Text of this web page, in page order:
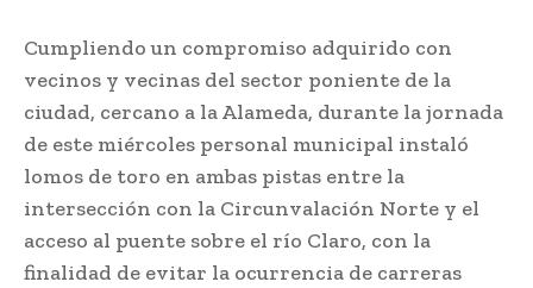
Cumpliendo un compromiso adquirido con
vecinos y vecinas del sector poniente de la
ciudad, cercano a la Alameda, durante la jornada
de este miércoles personal municipal instaló
lomos de toro en ambas pistas entre la
intersección con la Circunvalación Norte y el
acceso al puente sobre el río Claro, con la
finalidad de evitar la ocurrencia de carreras